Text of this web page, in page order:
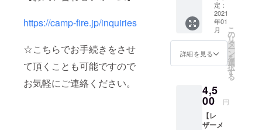
https://camp-fire.jp/inquiries
☆こちらでお手続きをさせ
て頂くことも可能ですので
お気軽にご連絡ください。
いて１点ず
つ丁寧に
作っていま
3年前から児
の子ども達
にノートを
贈る「シェ
アハピネ
も達へ
ノート
１冊】
①オリ
ジナル
のポス
トカー
ドとお
メッ
セージ
をお届
けしま
す。 ②
定：
2021
年01
月
詳細を見る
こ
の
リ
タ
ー
ン
を
選
択
す
る
4,5
00 円
【レ
ザーメ